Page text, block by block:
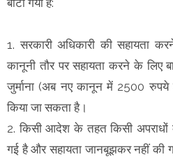
1. सरकारी अधिकारी की सहायता
कानूनी तौर पर सहायता करने के लिए
जुर्माना (अब नए कानून में 2500 रुपये
किया जा सकता है।
2. किसी आदेश के तहत किसी अपराधों
गई है और सहायता जानबूझकर नहीं की